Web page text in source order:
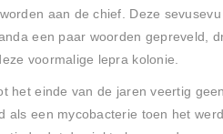
aan de chief. Deze
een paar woorden gepreveld,
voormalige lepra kolonie.
het einde van de jaren veertig
als een mycobacterie toen het